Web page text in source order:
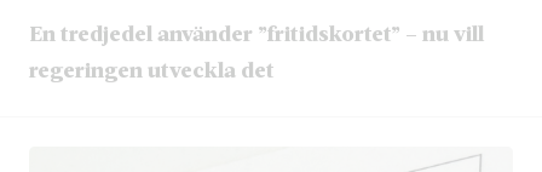
En tredjedel använder ”fritidskortet” – nu vill
regeringen utveckla det